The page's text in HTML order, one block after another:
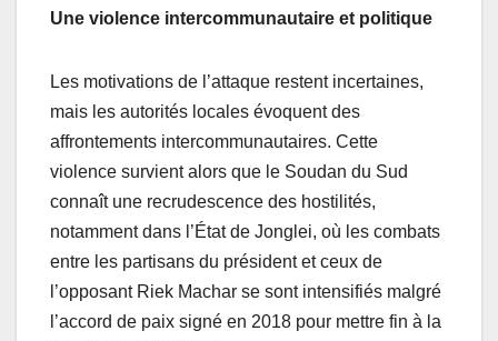
Une violence intercommunautaire et politique
Les motivations de l’attaque restent incertaines,
mais les autorités locales évoquent des
affrontements intercommunautaires. Cette
violence survient alors que le Soudan du Sud
connaît une recrudescence des hostilités,
notamment dans l’État de Jonglei, où les combats
entre les partisans du président et ceux de
l’opposant Riek Machar se sont intensifiés malgré
l’accord de paix signé en 2018 pour mettre fin à la